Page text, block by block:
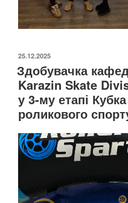
ОПУБЛІКОВАНО
25.12.2025
Здобувачка
Karazin Skate
у 3-му етапі
роликового